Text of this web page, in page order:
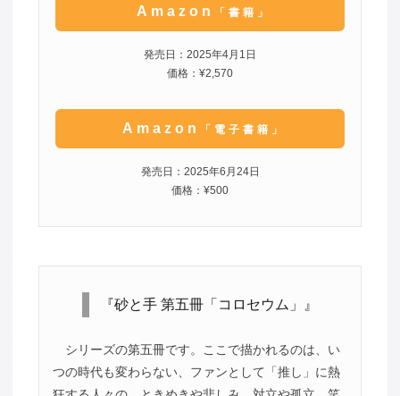
Amazon 「書籍」
発売日：2025年4月1日
価格：¥2,570
Amazon 「電子書籍」
発売日：2025年6月24日
価格：¥500
『砂と手 第五冊「コロセウム」』
シリーズの第五冊です。ここで描かれるのは、い
つの時代も変わらない、ファンとして「推し」に熱